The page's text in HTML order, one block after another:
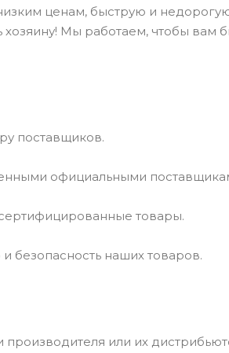
ценам, быструю и
хозяину! Мы работаем, чтобы
поставщиков.
официальными
товары.
безопасность наших товаров.
или их